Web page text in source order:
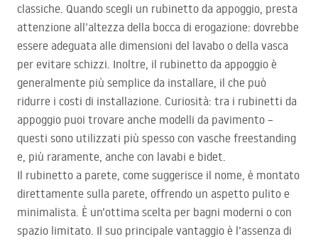
classiche. Quando scegli un rubinetto da appoggio, presta
attenzione all’altezza della bocca di erogazione: dovrebbe
essere adeguata alle dimensioni del lavabo o della vasca
per evitare schizzi. Inoltre, il rubinetto da appoggio è
generalmente più semplice da installare, il che può
ridurre i costi di installazione. Curiosità: tra i rubinetti da
appoggio puoi trovare anche modelli da pavimento –
questi sono utilizzati più spesso con vasche freestanding
e, più raramente, anche con lavabi e bidet.
Il rubinetto a parete, come suggerisce il nome, è montato
direttamente sulla parete, offrendo un aspetto pulito e
minimalista. È un’ottima scelta per bagni moderni o con
spazio limitato. Il suo principale vantaggio è l’assenza di